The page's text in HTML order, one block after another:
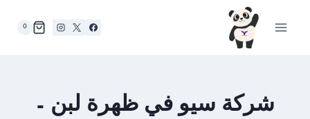
0
شركة سيو في ظهرة لبن –